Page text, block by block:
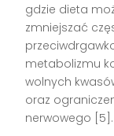
gdzie dieta
zmniejszać
metabolizmu
wolnych
oraz
nerwowego [5].